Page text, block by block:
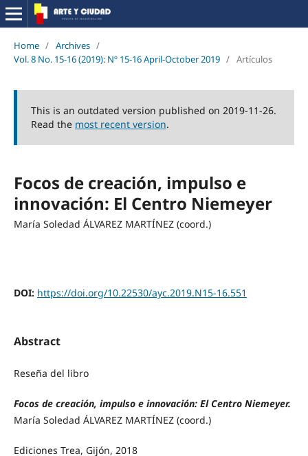
Home / Archives /
Vol. 8 No. 15-16 (2019): Nº 15-16 April-October 2019 / Artículos
This is an outdated version published on 2019-11-26.
Read the most recent version.
Focos de creación, impulso e
innovación: El Centro Niemeyer
María Soledad ÁLVAREZ MARTÍNEZ (coord.)
DOI: https://doi.org/10.22530/ayc.2019.N15-16.551
Abstract
Reseña del libro
Focos de creación, impulso e innovación: El Centro Niemeyer.
María Soledad ÁLVAREZ MARTÍNEZ (coord.)
Ediciones Trea, Gijón, 2018